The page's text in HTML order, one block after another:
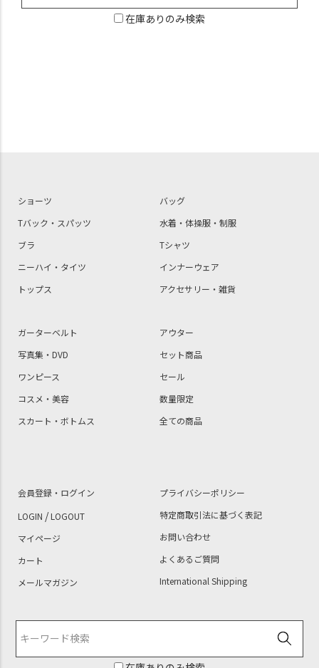
在庫ありのみ検索
ショーツ
Tバック・スパッツ
ブラ
ニーハイ・タイツ
トップス
バッグ
水着・体操服・制服
Tシャツ
インナーウェア
アクセサリー・雑貨
ガーターベルト
写真集・DVD
ワンピース
コスメ・美容
スカート・ボトムス
アウター
セット商品
セール
数量限定
全ての商品
会員登録・ログイン
LOGIN /LOGOUT
マイページ
カート
メールマガジン
プライバシーポリシー
特定商取引法に基づく表記
お問い合わせ
よくあるご質問
International Shipping